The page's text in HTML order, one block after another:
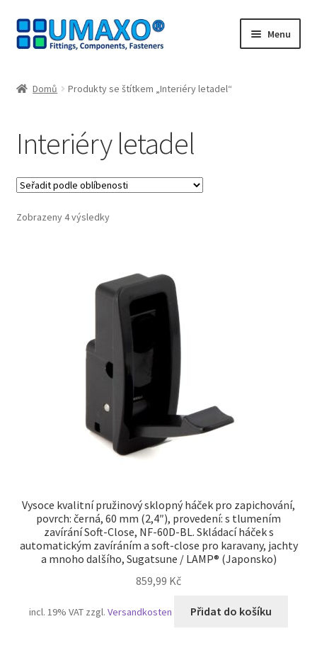
Přeskočit
na
Přejít
k
Menu
Lodní doprava
Můj účet
Nákupní košík
Odstoupit od smlouvy
Domů Produkty se štítkem „Interiéry letadel“
Interiéry letadel
Zobrazeny 4 výsledkySeřazeno
Vysoce kvalitní pružinový sklopný háček pro zapichování,
povrch: černá, 60 mm (2,4″), provedení: s tlumením
zavírání Soft-Close, NF-60D-BL. Skládací háček s
automatickým zavíráním a soft-close pro karavany, jachty
a mnoho dalšího, Sugatsune / LAMP® (Japonsko)
859,99 Kč
incl. 19% VAT zzgl.Versandkosten Přidat do košíku